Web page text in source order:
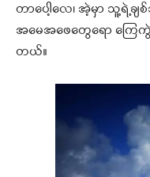
တာပေါ့လေ၊ အဲ့မှာ သူ့ရဲ့ခ
အမေအ‌ဖေတွေရော ကြေကွဲ
တယ်။